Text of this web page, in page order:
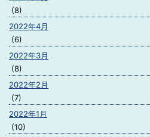
(8)
2022年4月
(6)
2022年3月
(8)
2022年2月
(7)
2022年1月
(10)